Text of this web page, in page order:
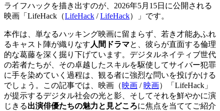
ライフハックを描き出すのが、2026年5月15日に公開される
映画「 LifeHack（LifeHack /LifeHack） 」です。
本作は、単なるハッキング映画に留まらず、若き才能あふれ
るキャスト陣が織りなす 人間ドラマと、彼らが直面する倫理
的な葛藤を深く掘り下げています。デジタルネイティブ世代
の若者たちが、その卓越したスキルを駆使してサイバー犯罪
に手を染めていく過程は、観る者に強烈な問いを投げかける
でしょう。この記事では、 映画（映画 / 映画）
「LifeHack」
が提示するデジタル社会の光と影、そしてそれを鮮やかに演
じきる出演俳優たちの魅力と見どころに焦点を当ててご紹介